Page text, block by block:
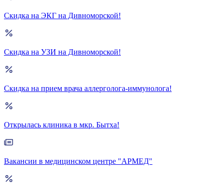
Скидка на ЭКГ на Дивноморской!
Скидка на УЗИ на Дивноморской!
Скидка на прием врача аллерголога-иммунолога!
Открылась клиника в мкр. Бытха!
Вакансии в медицинском центре "АРМЕД"